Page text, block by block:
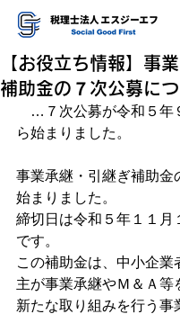
【お役立ち情報】事
補助金の７次公募に
…７次公募が令和５年
ら始まりました。
事業承継・引継ぎ補助金
始まりました。
締切日は令和５年１１月
です。
この補助金は、中小企業
主が事業承継やＭ＆Ａ等
新たな取り組みを行う事